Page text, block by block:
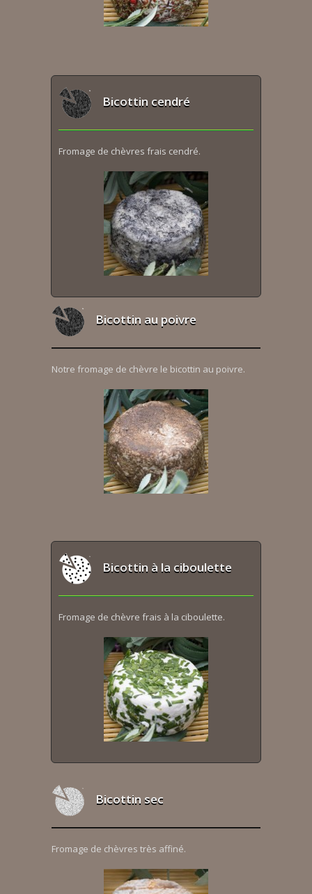
Bicottin cendré
Fromage de chèvres frais cendré.
Bicottin au poivre
Notre fromage de chèvre le bicottin au poivre.
Bicottin à la ciboulette
Fromage de chèvre frais à la ciboulette.
Bicottin sec
Fromage de chèvres très affiné.